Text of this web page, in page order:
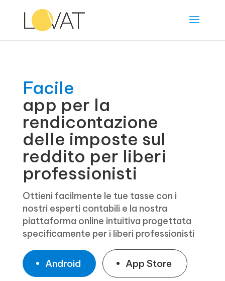
Facile
app per la
rendicontazione
delle imposte sul
reddito per liberi
professionisti
Ottieni facilmente le tue tasse con i
nostri esperti contabili e la nostra
piattaforma online intuitiva progettata
specificamente per i liberi professionisti
Android App Store